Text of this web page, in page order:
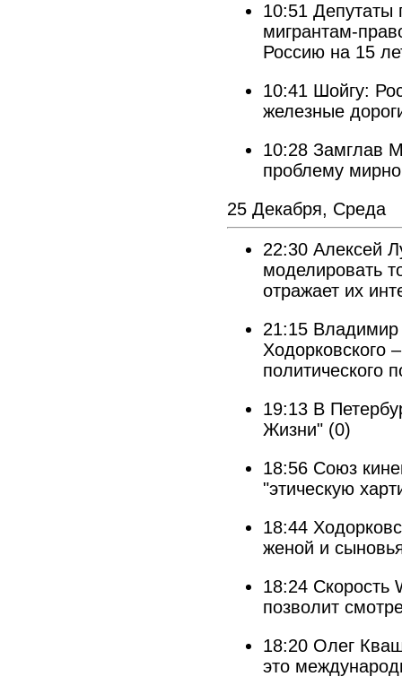
10:51 Депутаты
мигрантам-
Россию на 15
10:41 Шойгу:
железные
10:28 Замглав
проблему
25 Декабря, Среда
22:30 Алексей
моделировать
отражает их
21:15
Ходорковского
политического
19:13 В
Жизни" (0)
18:56 Союз
"этическую
18:44
женой и
18:24 Скорость
позволит
18:20 Олег
это